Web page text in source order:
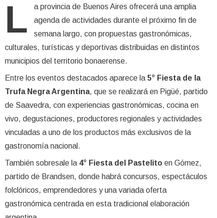
L
a provincia de Buenos Aires ofrecerá una amplia
agenda de actividades durante el próximo fin de
semana largo, con propuestas gastronómicas,
culturales, turísticas y deportivas distribuidas en distintos
municipios del territorio bonaerense.
Entre los eventos destacados aparece la 5° Fiesta de la
Trufa Negra Argentina, que se realizará en Pigüé, partido
de Saavedra, con experiencias gastronómicas, cocina en
vivo, degustaciones, productores regionales y actividades
vinculadas a uno de los productos más exclusivos de la
gastronomía nacional.
También sobresale la 4° Fiesta del Pastelito en Gómez,
partido de Brandsen, donde habrá concursos, espectáculos
folclóricos, emprendedores y una variada oferta
gastronómica centrada en esta tradicional elaboración